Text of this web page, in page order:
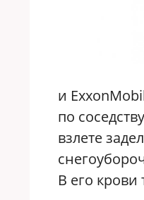
и
по
взлете
В его крови